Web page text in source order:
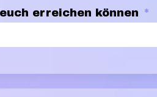
erreichen können *